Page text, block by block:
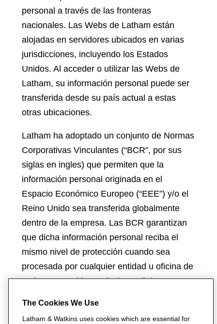
personal a través de las fronteras
nacionales. Las Webs de Latham están
alojadas en servidores ubicados en varias
jurisdicciones, incluyendo los Estados
Unidos. Al acceder o utilizar las Webs de
Latham, su información personal puede ser
transferida desde su país actual a estas
otras ubicaciones.
Latham ha adoptado un conjunto de Normas
Corporativas Vinculantes (“BCR”, por sus
siglas en ingles) que permiten que la
información personal originada en el
Espacio Económico Europeo (“EEE”) y/o el
Reino Unido sea transferida globalmente
dentro de la empresa. Las BCR garantizan
que dicha información personal reciba el
mismo nivel de protección cuando sea
procesada por cualquier entidad u oficina de
Latham & Watkins a nivel mundial.
Puede acceder a las Normas Corporativas
Vinculantes de la firmaaquí.
The Cookies We Use
Latham & Watkins uses cookies which are essential for